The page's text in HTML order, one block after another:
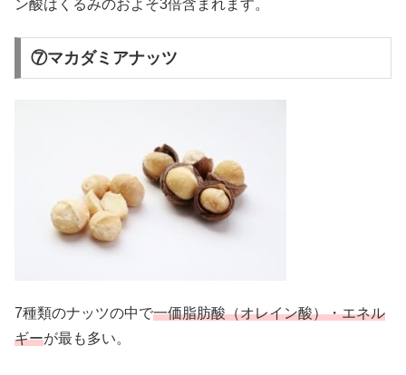
ン酸はくるみのおよそ3倍含まれます。
⑦マカダミアナッツ
7種類のナッツの中で一価脂肪酸（オレイン酸）・エネル
ギーが最も多い。